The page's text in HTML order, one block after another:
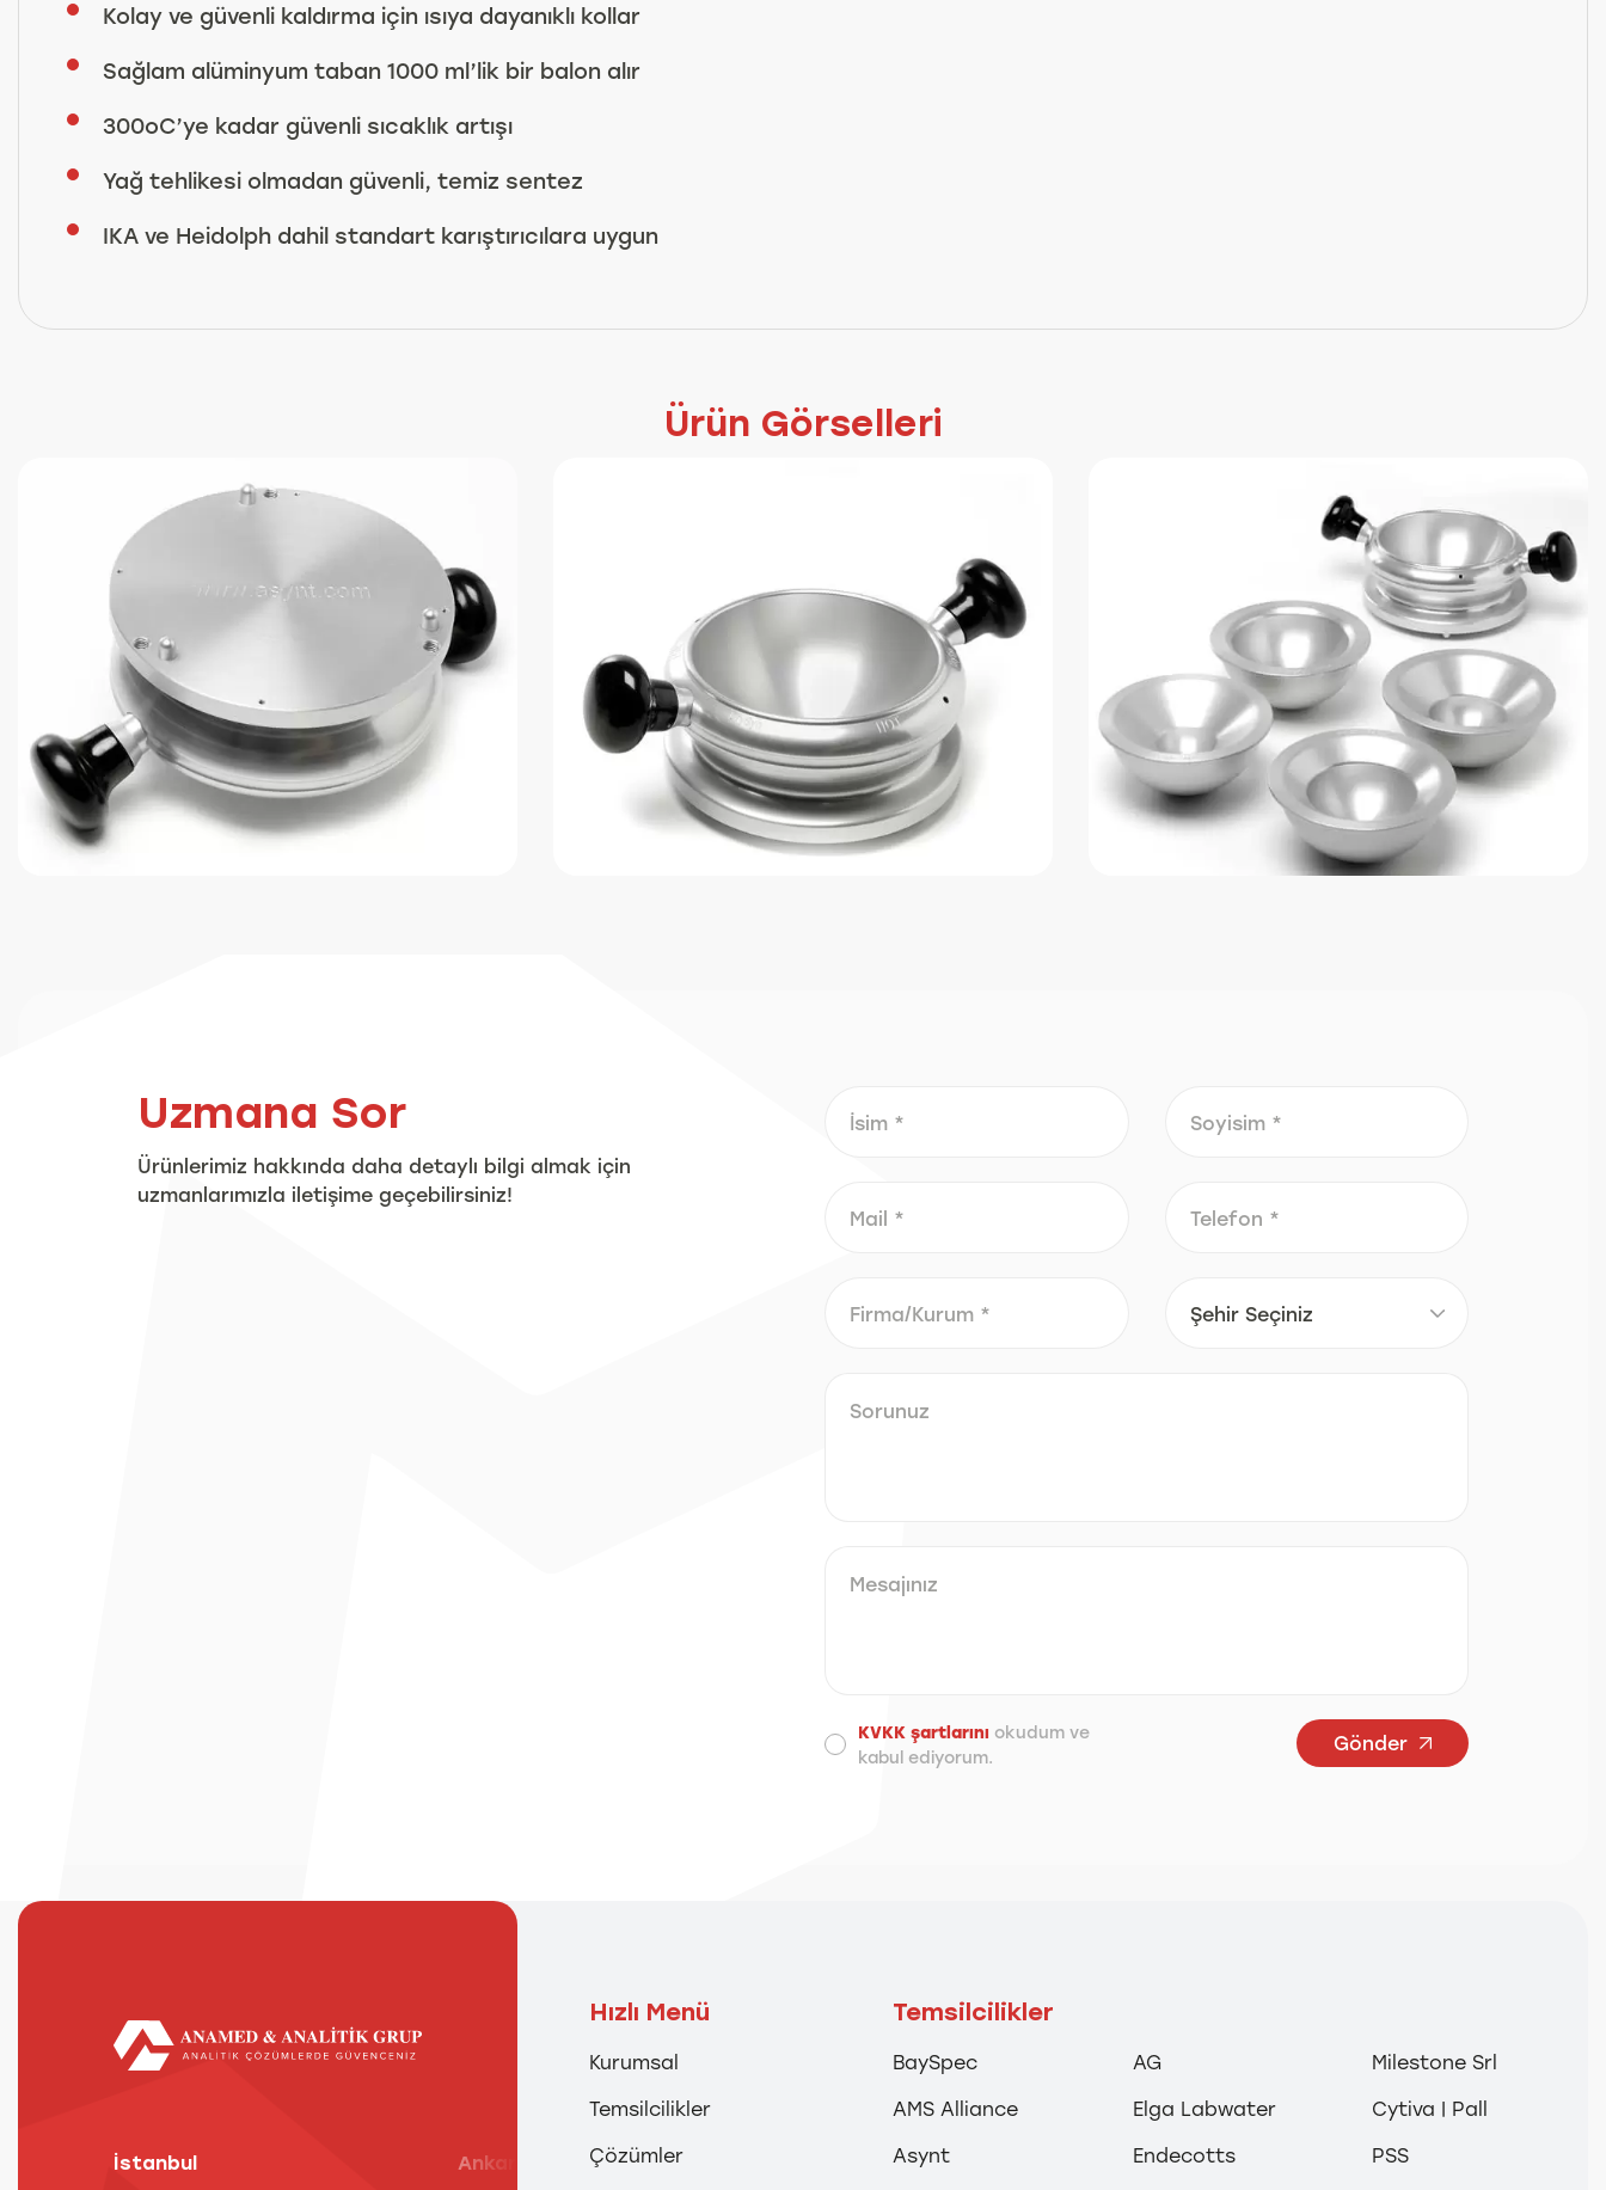
Kolay ve güvenli kaldırma için ısıya dayanıklı kollar
Sağlam alüminyum taban 1000 ml’lik bir balon alır
300oC’ye kadar güvenli sıcaklık artışı
Yağ tehlikesi olmadan güvenli, temiz sentez
IKA ve Heidolph dahil standart karıştırıcılara uygun
Ürün Görselleri
Uzmana Sor
Ürünlerimiz hakkında daha detaylı bilgi almak için
uzmanlarımızla iletişime geçebilirsiniz!
KVKK şartlarını okudum ve
kabul ediyorum.
Gönder
İstanbul Ankara Mersin
Hızlı Menü
Kurumsal
Temsilcilikler
Çözümler
Temsilcilikler
BaySpec
AMS Alliance
Asynt
AG
Elga Labwater
Endecotts
Milestone Srl
Cytiva | Pall
PSS